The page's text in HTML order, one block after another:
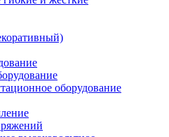
оборудование